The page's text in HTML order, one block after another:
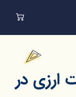
ارزی در